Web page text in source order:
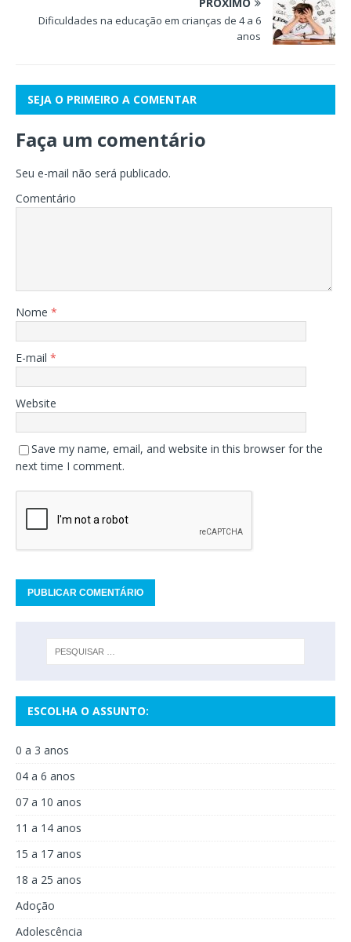
PRÓXIMO
Dificuldades na educação em crianças de 4 a 6
anos
SEJA O PRIMEIRO A COMENTAR
Faça um comentário
Seu e-mail não será publicado.
Comentário
Nome *
E-mail *
Website
Save my name, email, and website in this browser for the
next time I comment.
ESCOLHA O ASSUNTO:
0 a 3 anos
04 a 6 anos
07 a 10 anos
11 a 14 anos
15 a 17 anos
18 a 25 anos
Adoção
Adolescência